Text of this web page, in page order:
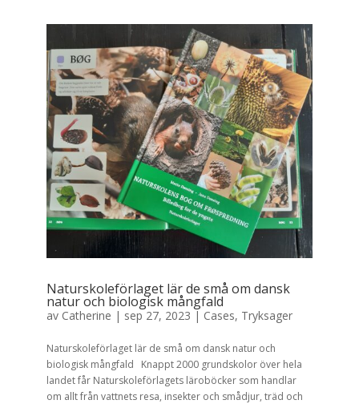
Naturskoleförlaget lär de små om dansk
natur och biologisk mångfald
av Catherine | sep 27, 2023 | Cases, Tryksager
Naturskoleförlaget lär de små om dansk natur och
biologisk mångfald Knappt 2000 grundskolor över hela
landet får Naturskoleförlagets läroböcker som handlar
om allt från vattnets resa, insekter och smådjur, träd och